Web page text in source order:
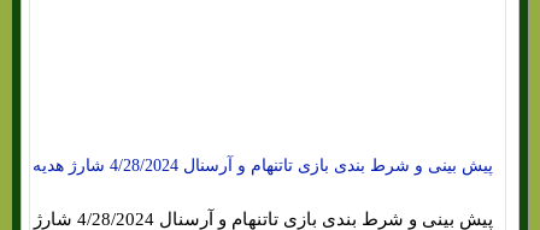
پیش بینی و شرط بندی بازی تاتنهام و آرسنال 4/28/2024 شارژ هدیه
پیش بینی و شرط بندی بازی تاتنهام و آرسنال 4/28/2024 شارژ